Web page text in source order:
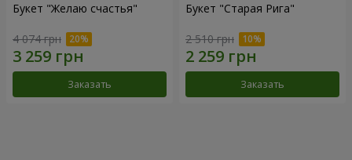
Букет "Желаю счастья"
4 074 грн
Заказать
Букет "Старая Рига"
2 510 грн
Заказать